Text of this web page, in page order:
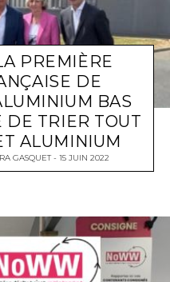
PREMIÈRE
DE
BAS
DE TRIER TOUT
ALUMINIUM
GASQUET 15 JUIN 2022